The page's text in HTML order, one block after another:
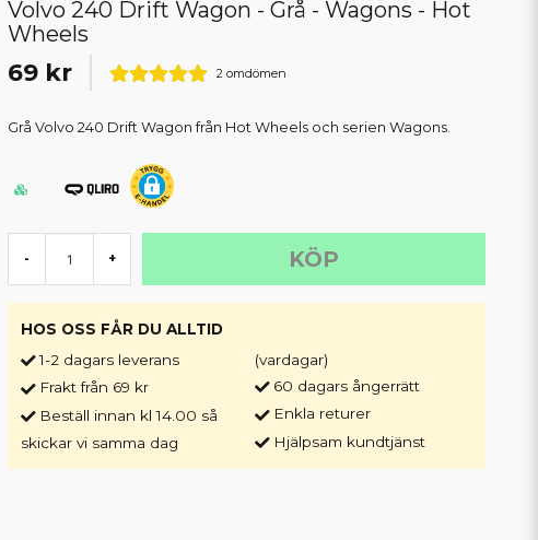
Volvo 240 Drift Wagon - Grå - Wagons - Hot
Wheels
69 kr 2 omdömen
Grå Volvo 240 Drift Wagon från Hot Wheels och serien Wagons.
- + KÖP
HOS OSS FÅR DU ALLTID
1-2 dagars leverans
Frakt från 69 kr
Beställ innan kl 14.00 så
skickar vi samma dag
(vardagar)
60 dagars ångerrätt
Enkla returer
Hjälpsam kundtjänst